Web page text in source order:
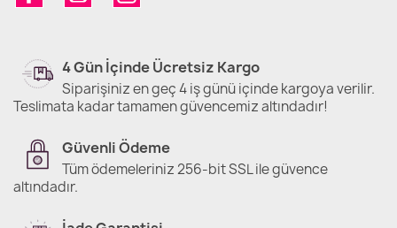
4 Gün İçinde Ücretsiz Kargo
Siparişiniz en geç 4 iş günü içinde kargoya verilir.
Teslimata kadar tamamen güvencemiz altındadır!
Güvenli Ödeme
Tüm ödemeleriniz 256-bit SSL ile güvence
altındadır.